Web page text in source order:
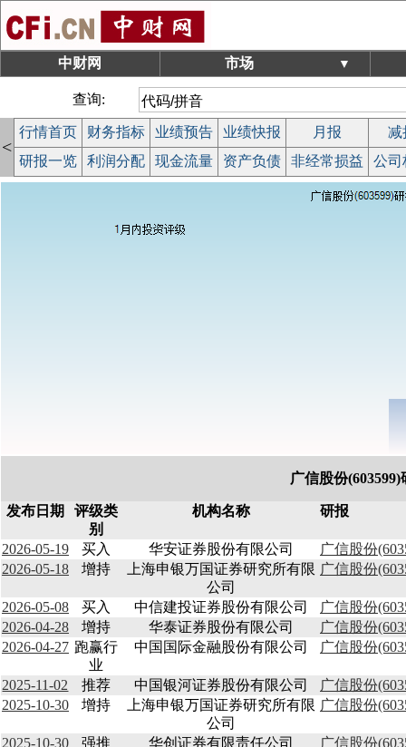
中财网 市场 ▼
查询:
<
行情首页 财务指标 业绩预告 业绩快报 月报
减
研报一览
利润分配 现金流量 资产负债 非经常损益 公司
广信股份
发布日期
评级类
别
机构名称 研报
2026-05-19 买入 华安证券股份有限公司
广信股份
2026-05-18
增持
上海申银万国证券研究所有限
公司
广信股份
2026-05-08 买入 中信建投证券股份有限公司
广信股份
2026-04-28
增持 华泰证券股份有限公司
广信股份
2026-04-27 跑赢行
业
中国国际金融股份有限公司 广信股份
2025-11-02 推荐 中国银河证券股份有限公司
广信股份
2025-10-30
增持
上海申银万国证券研究所有限
公司
广信股份
2025-10-30 强推 华创证券有限责任公司
广信股份